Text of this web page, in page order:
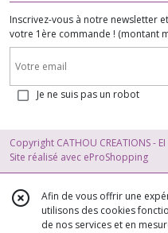
Inscrivez-vous à notre newsletter
votre 1ère commande ! (montant
Je ne suis pas un robot
Copyright CATHOU CREATIONS -
Site réalisé avec eProShopping
Afin de vous offrir une
utilisons des cookies
de nos services et en